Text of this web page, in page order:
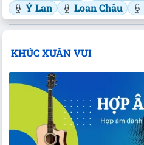
Ý Lan
Loan Châu
KHÚC XUÂN VUI